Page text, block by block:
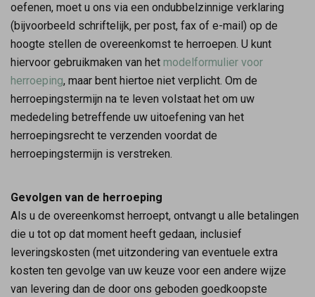
oefenen, moet u ons via een ondubbelzinnige verklaring
(bijvoorbeeld schriftelijk, per post, fax of e-mail) op de
hoogte stellen de overeenkomst te herroepen. U kunt
hiervoor gebruikmaken van het modelformulier voor
herroeping, maar bent hiertoe niet verplicht. Om de
herroepingstermijn na te leven volstaat het om uw
mededeling betreffende uw uitoefening van het
herroepingsrecht te verzenden voordat de
herroepingstermijn is verstreken.
Gevolgen van de herroeping
Als u de overeenkomst herroept, ontvangt u alle betalingen
die u tot op dat moment heeft gedaan, inclusief
leveringskosten (met uitzondering van eventuele extra
kosten ten gevolge van uw keuze voor een andere wijze
van levering dan de door ons geboden goedkoopste